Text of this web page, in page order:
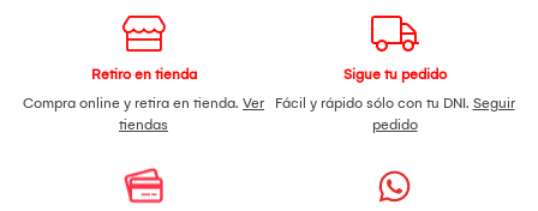
Retiro en tienda
Compra online y retira en tienda. Ver
tiendas
Sigue tu pedido
Fácil y rápido sólo con tu DNI. Seguir
pedido